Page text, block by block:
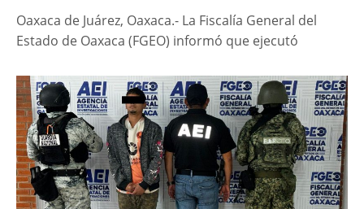
Oaxaca de Juárez, Oaxaca.- La Fiscalía General del
Estado de Oaxaca (FGEO) informó que ejecutó